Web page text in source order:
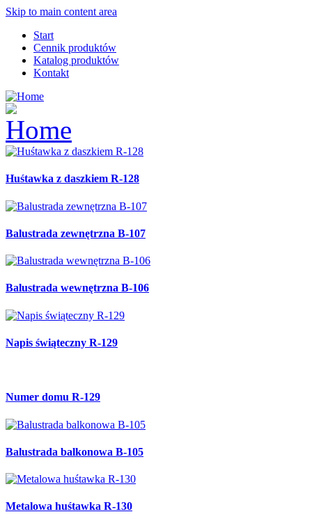
Skip to main content area
Start
Cennik produktów
Katalog produktów
Kontakt
Huśtawka z daszkiem R-128
Balustrada zewnętrzna B-107
Balustrada wewnętrzna B-106
Napis świąteczny R-129
Numer domu R-129
Balustrada balkonowa B-105
Metalowa huśtawka R-130